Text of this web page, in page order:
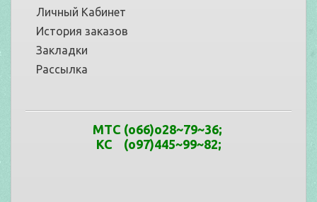
Личный Кабинет
История заказов
Закладки
Рассылка
МТС (o66)o28~79~36;
КС (o97)445~99~82;